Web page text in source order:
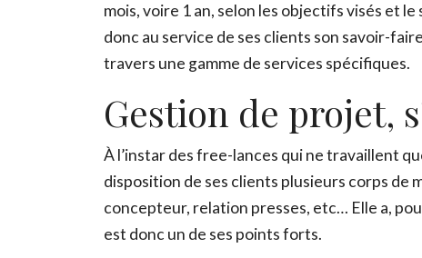
mois, voire 1 an, selon les objectifs visés et
donc au service de ses clients son savoir-
travers une gamme de services spécifiques.
Gestion de projet,
À l’instar des free-lances qui ne travaillent
disposition de ses clients plusieurs corps
concepteur, relation presses, etc… Elle a,
est donc un de ses points forts.